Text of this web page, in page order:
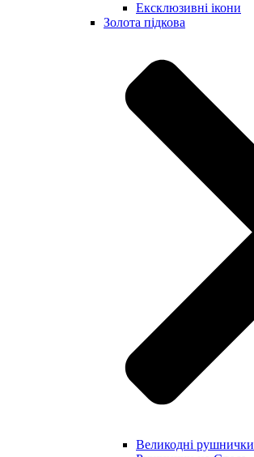
Ексклюзивні ікони
Золота підкова
Великодні рушнички